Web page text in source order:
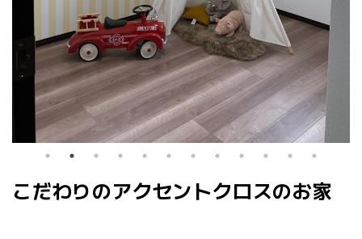
こだわりのアクセントクロスのお家